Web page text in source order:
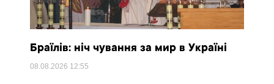
Браїлів: ніч чування за мир в Україні
08.08.2026 12:55